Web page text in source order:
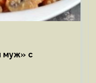
муж» с